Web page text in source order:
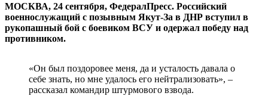
МОСКВА, 24 сентября, ФедералПресс. Российский
военнослужащий с позывным Якут-За в ДНР вступил в
рукопашный бой с боевиком ВСУ и одержал победу над
противником.
«Он был поздоровее меня, да и усталость давала о
себе знать, но мне удалось его нейтрализовать», –
рассказал командир штурмового взвода.